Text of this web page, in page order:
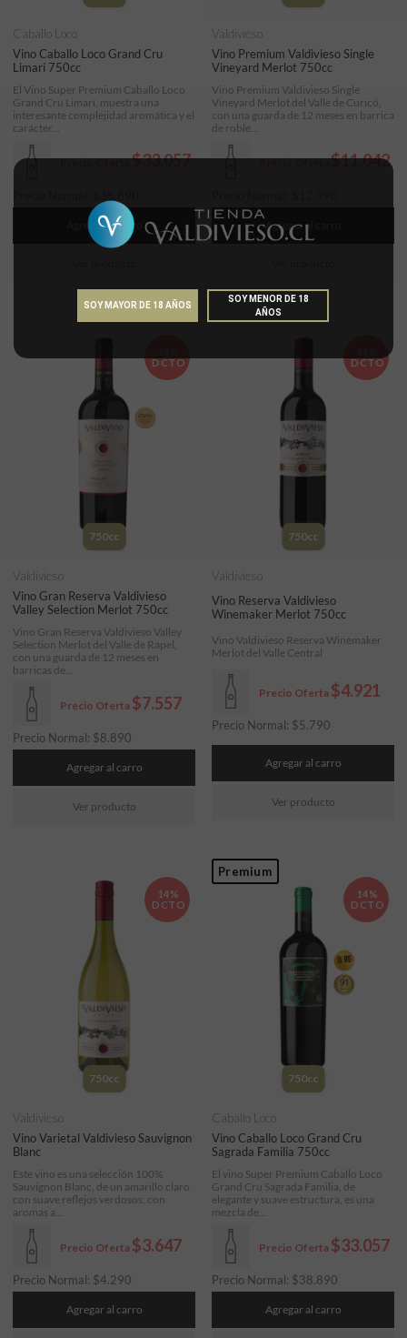
Vino Caballo Loco Grand Cru
Limarí 750cc
Precio Oferta$33.057
Caballo Loco
El Vino Super Premium Caballo Loco
Grand Cru Limarí, muestra una
interesante complejidad aromática y el
carácter...
Agregar al carro
Vino Premium Valdivieso Single
Vineyard Merlot 750cc
Precio Oferta$11.042
Valdivieso
Vino Premium Valdivieso Single
Vineyard Merlot del Valle de Curicó,
con una guarda de 12 meses en barrica
de roble...
Agregar al carro
DCTO
750cc
Vino Gran Reserva Valdivieso
Valley Selection Merlot 750cc
Precio Oferta $7.557
Precio Normal: $8.890
Valdivieso
Vino Gran Reserva Valdivieso Valley
Selection Merlot del Valle de Rapel,
con una guarda de 12 meses en
barricas de...
Agregar al carro
Ver producto
DCTO
750cc
Vino Reserva Valdivieso
Winemaker Merlot 750cc
Precio Oferta $4.921
Precio Normal: $5.790
Valdivieso
Vino Valdivieso Reserva Winemaker
Merlot del Valle Central
Agregar al carro
Ver producto
14%
DCTO
750cc
Vino Varietal Valdivieso Sauvignon
Blanc
Precio Oferta $3.647
Precio Normal: $4.290
Valdivieso
Este vino es una selección 100%
Sauvignon Blanc, de un amarillo claro
con suave reflejos verdosos, con
aromas a...
Agregar al carro
Premium
14%
DCTO
750cc
Vino Caballo Loco Grand Cru
Sagrada Familia 750cc
Precio Oferta $33.057
Precio Normal: $38.890
Caballo Loco
El vino Super Premium Caballo Loco
Grand Cru Sagrada Familia, de
elegante y suave estructura, es una
mezcla de...
Agregar al carro
SOY MAYOR DE 18 AÑOS
SOY MENOR DE 18
AÑOS